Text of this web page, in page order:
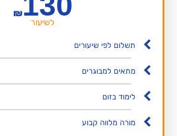
₪
לשיעור
תשלום לפי שיעורים
מתאים למבוגרים
לימוד בזום
מורה מלווה קבוע